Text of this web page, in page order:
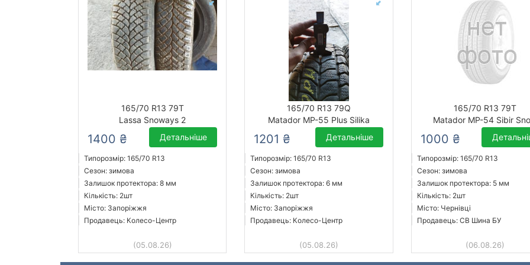
165/70 R13 79T
Lassa Snoways 2
1400 ₴ Детальніше
Типорозмір: 165/70 R13
Сезон: зимова
Залишок протектора: 8 мм
Кількість: 2шт
Місто: Запоріжжя
Продавець: Колесо-Центр
(05.08.26)
165/70 R13 79Q
Matador MP-55 Plus Silika
1201 ₴ Детальніше
Типорозмір: 165/70 R13
Сезон: зимова
Залишок протектора: 6 мм
Кількість: 2шт
Місто: Запоріжжя
Продавець: Колесо-Центр
(05.08.26)
165/70 R13 79T
Matador MP-54 Sibir
1000 ₴
Типорозмір: 165/70 R13
Сезон: зимова
Залишок протектора: 5 мм
Кількість: 2шт
Місто: Чернівці
Продавець: СВ Шина БУ
(06.08.26)